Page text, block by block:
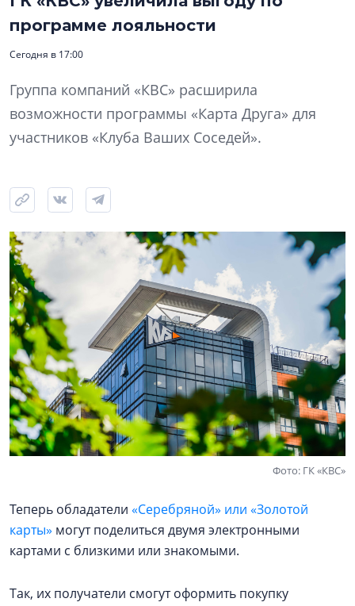
программе лояльности
Сегодня в 17:00
Группа компаний «КВС» расширила
возможности программы «Карта Друга» для
участников «Клуба Ваших Соседей».
Фото: ГК «КВС»
Теперь обладатели «Серебряной» или «Золотой
карты» могут поделиться двумя электронными
картами с близкими или знакомыми.
Так, их получатели смогут оформить покупку